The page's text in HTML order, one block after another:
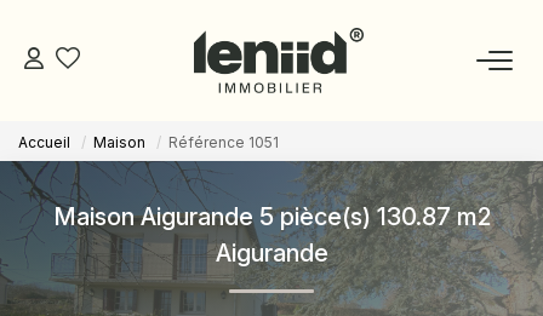
NOS BIENS
ESTIMATION
NOS CONSEILLERS
Accueil Maison Référence 1051
Maison Aigurande 5 pièce(s) 130.87 m2
Aigurande